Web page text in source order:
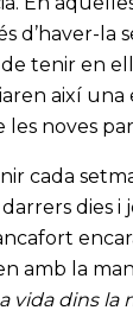
d’haver-la
tenir en
així
les noves
cada
dies i
amb la
vida dins la